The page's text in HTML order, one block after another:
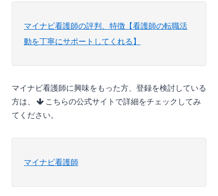
マイナビ看護師の評判、特徴【看護師の転職活
動を丁寧にサポートしてくれる】
マイナビ看護師に興味をもった方、登録を検討している
方は、
こちらの公式サイトで詳細をチェックしてみ
てください。
マイナビ看護師